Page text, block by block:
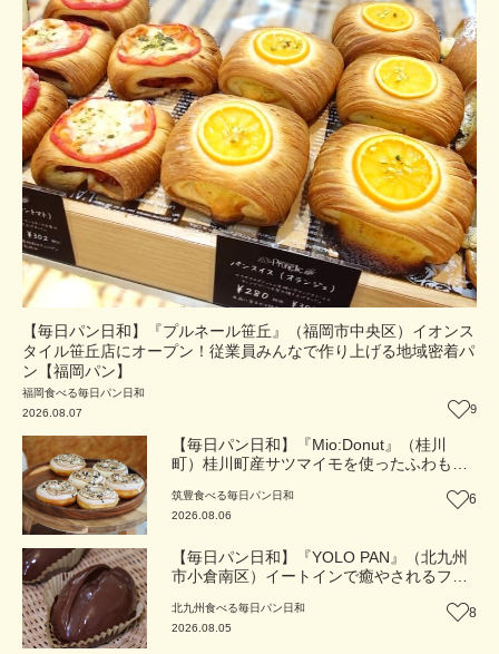
【毎日パン日和】『プルネール笹丘』（福岡市中央区）イオンス
タイル笹丘店にオープン！従業員みんなで作り上げる地域密着パ
ン【福岡パン】
福岡食べる毎日パン日和
2026.08.07
9
【毎日パン日和】『Mio:Donut』（桂川
町）桂川町産サツマイモを使ったふわもち
筑豊食べる毎日パン日和
2026.08.06
6
【毎日パン日和】『YOLO PAN』（北九州
市小倉南区）イートインで癒やされるフワ
北九州食べる毎日パン日和
2026.08.05
8